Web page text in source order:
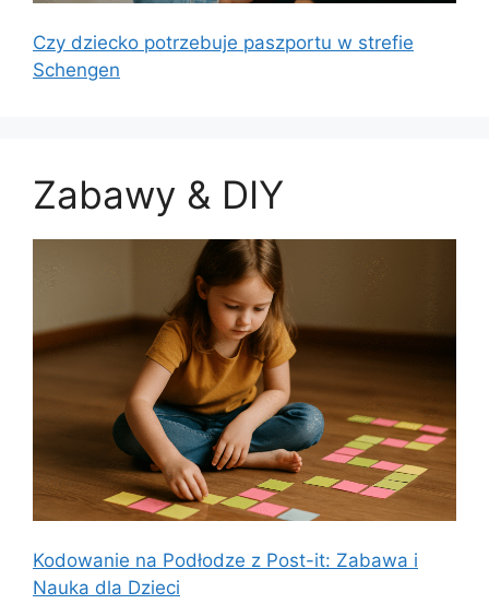
Czy dziecko potrzebuje paszportu w strefie
Schengen
Zabawy & DIY
Kodowanie na Podłodze z Post-it: Zabawa i
Nauka dla Dzieci